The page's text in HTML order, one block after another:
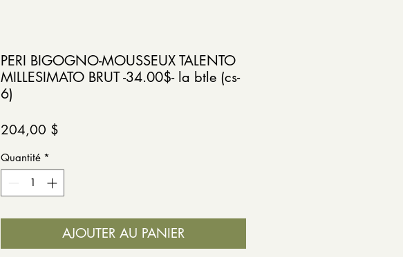
PERI BIGOGNO-MOUSSEUX TALENTO
MILLESIMATO BRUT -34.00$- la btle (cs-
6)
204,00 $
Quantité *
AJOUTER AU PANIER